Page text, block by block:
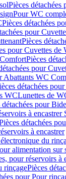
Pièces détachées
Pour WC
Pièces détachées
pour
Pièces
pour Cuvettes
Pièces
pour
Abattants WC
détachées
WCLunettes de
détachées pour
à encastrer
détachées
à encastrer
du
alimentation sur
pour réservoirs à
rinçagePièces
pour Pour